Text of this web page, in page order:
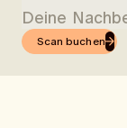
verständliche
Deine
Nachdem du die
Scan buchen